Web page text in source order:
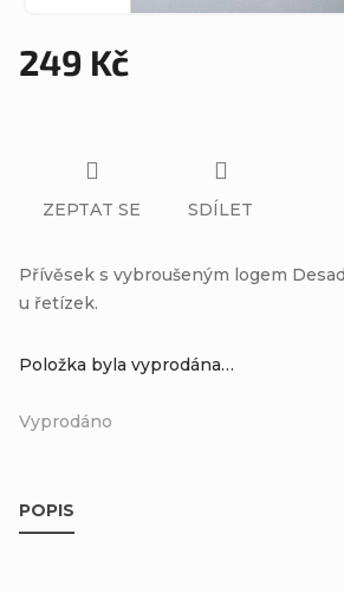
249 Kč
Vyprodáno
Položka byla vyprodána…
Přívěsek s vybroušeným logem
u řetízek.
ZEPTAT SE SDÍLET
POPIS